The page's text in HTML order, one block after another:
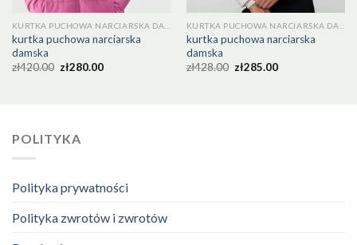
kurtka puchowa narciarska
damska
zł420.00 zł280.00
kurtka puchowa narciarska
damska
zł428.00 zł285.00
POLITYKA
Polityka prywatności
Polityka zwrotów i zwrotów